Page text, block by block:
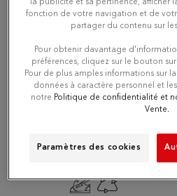
Du Pareil au
69002 LYON
Attualmente
la publicité et sa pertinence, afficher
fonction de votre navigation et de
partager du contenu sur
Pour obtenir davantage
préférences, cliquez sur le bouton sur
Pour de plus amples informations sur
données à caractère personnel et
notre Politique de confidentialité et
Vente.
Paramètres des cookies